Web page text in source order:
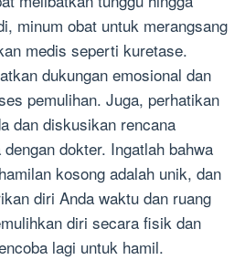
minum obat untuk merangsang
medis seperti kuretase.
dukungan emosional dan
pemulihan. Juga, perhatikan
dan diskusikan rencana
dokter. Ingatlah bahwa
kosong adalah unik, dan
diri Anda waktu dan ruang
diri secara fisik dan
lagi untuk hamil.